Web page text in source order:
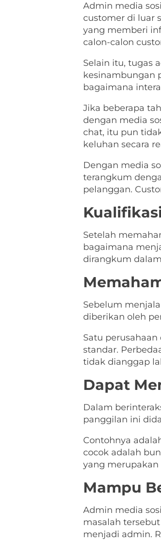
Admin media
customer di luar
yang memberi
calon-calon
Selain itu, tugas
kesinambungan
bagaimana
Jika beberapa
dengan media
chat, itu pun
keluhan secara
Dengan media
terangkum
pelanggan.
Setelah
bagaimana
dirangkum
Sebelum
diberikan oleh
Satu
standar.
tidak dianggap
Dapat
Dalam
panggilan ini
Contohnya
cocok adalah
yang
Mampu
Admin media
masalah
menjadi admin.